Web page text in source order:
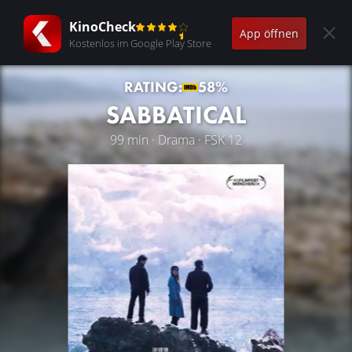
KinoCheck
Kostenlos im Google Play Store
App öffnen
RATING: 58%
SABBATICAL
99 min · Drama · FSK 12